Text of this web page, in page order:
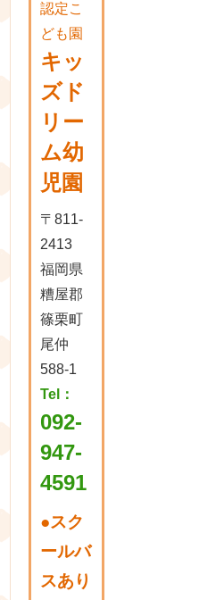
認定こ
ども園
キッ
ズド
リー
ム幼
児園
〒811-
2413
福岡県
糟屋郡
篠栗町
尾仲
588-1
Tel：
092-
947-
4591
●スク
ールバ
スあり